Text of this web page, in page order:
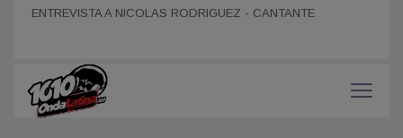
ENTREVISTA A DANIEL DARTIGUELONGUE - FUNDADOR DE